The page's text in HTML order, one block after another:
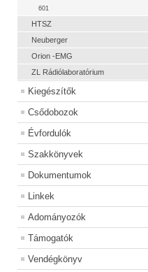
601
HTSZ
Neuberger
Orion -EMG
ZL Rádiólaboratórium
Kiegészítők
Csődobozok
Évfordulók
Szakkönyvek
Dokumentumok
Linkek
Adományozók
Támogatók
Vendégkönyv